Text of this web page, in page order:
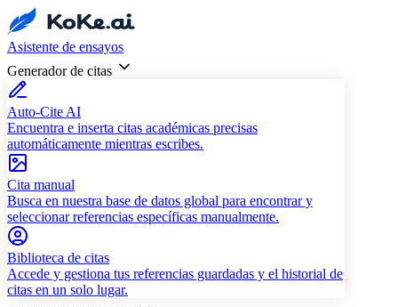
Asistente de ensayos
Generador de citas
Auto-Cite AI
Encuentra e inserta citas académicas precisas
automáticamente mientras escribes.
Cita manual
Busca en nuestra base de datos global para encontrar y
seleccionar referencias específicas manualmente.
Biblioteca de citas
Accede y gestiona tus referencias guardadas y el historial de
citas en un solo lugar.